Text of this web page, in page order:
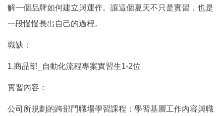
解一個品牌如何建立與運作。讓這個夏天不只是實習，也是
一段慢慢長出自己的過程。
職缺：
1.商品部 自動化流程專案實習生1-2位
實習內容：
公司所規劃的跨部門職場學習課程；學習基層工作內容與職